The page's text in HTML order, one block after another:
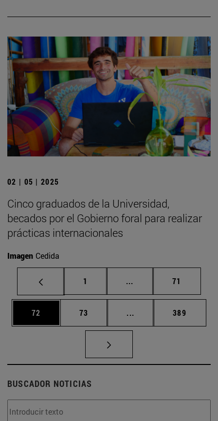
02 | 05 | 2025
Cinco graduados de la Universidad,
becados por el Gobierno foral para realizar
prácticas internacionales
Imagen Cedida
Página
1 ... Páginas intermedias
Página
71
Página
72 Página
73 ... Páginas intermedias
Página
389
BUSCADOR NOTICIAS